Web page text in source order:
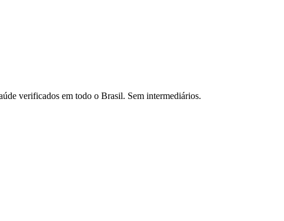
verificados em todo o Brasil. Sem intermediários.